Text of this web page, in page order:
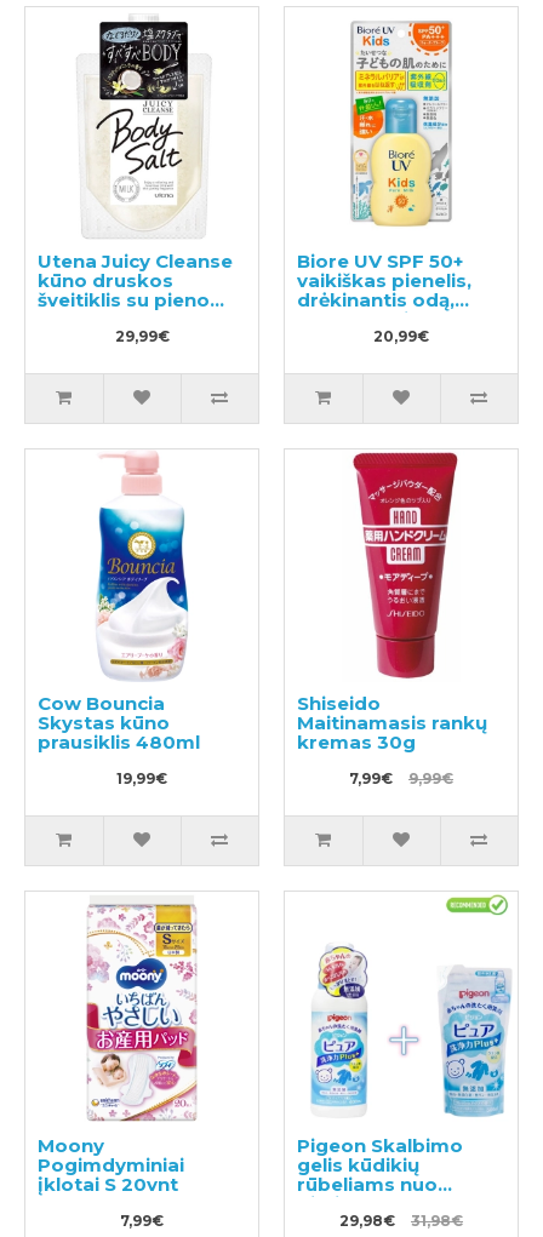
Utena Juicy Cleanse
kūno druskos
šveitiklis su pieno
29,99€
Biore UV SPF 50+
vaikiškas pienelis,
drėkinantis odą,
apsaugantis nuo
saulės spindulių,
70ml
20,99€
Cow Bouncia
Skystas kūno
prausiklis 480ml
19,99€
Shiseido
Maitinamasis rankų
kremas 30g
7,99€ 9,99€
Moony
Pogimdyminiai
įklotai S 20vnt
7,99€
Pigeon Skalbimo
gelis kūdikių
rūbeliams nuo
gimimo 600ml +
užpildas 500ml
29,98€ 31,98€